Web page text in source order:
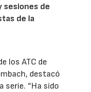
sesiones de
de la
los ATC de
destacó
serie. “Ha sido